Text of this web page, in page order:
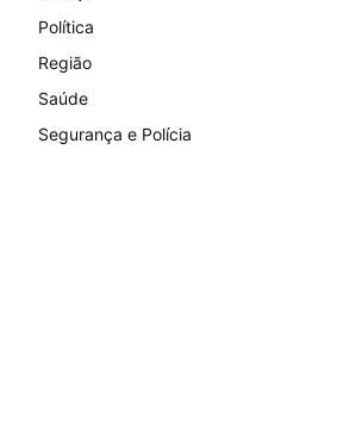
Política
Região
Saúde
Segurança e Polícia